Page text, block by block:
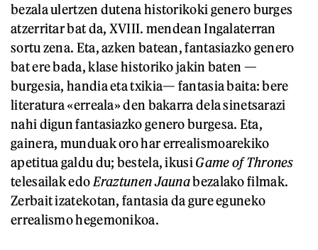
bezala ulertzen dutena historikoki genero burges
atzerritar bat da, XVIII. mendean Ingalaterran
sortu zena. Eta, azken batean, fantasiazko genero
bat ere bada, klase historiko jakin baten —
burgesia, handia eta txikia— fantasia baita: bere
literatura «erreala» den bakarra dela sinetsarazi
nahi digun fantasiazko genero burgesa. Eta,
gainera, munduak oro har errealismoarekiko
apetitua galdu du; bestela, ikusi Game of Thrones
telesailak edo Eraztunen Jaunabezalako filmak.
Zerbait izatekotan, fantasia da gure eguneko
errealismo hegemonikoa.